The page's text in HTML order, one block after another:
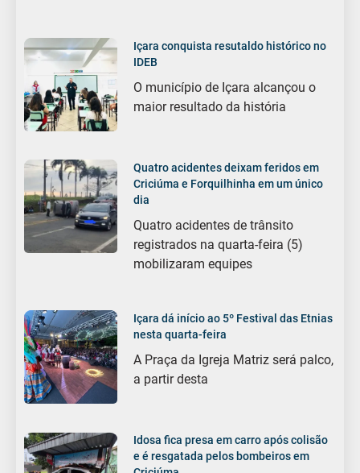
Içara conquista resutaldo histórico no
IDEB
O município de Içara alcançou o
maior resultado da história
Quatro acidentes deixam feridos em
Criciúma e Forquilhinha em um único
dia
Quatro acidentes de trânsito
registrados na quarta-feira (5)
mobilizaram equipes
Içara dá início ao 5º Festival das Etnias
nesta quarta-feira
A Praça da Igreja Matriz será palco,
a partir desta
Idosa fica presa em carro após colisão
e é resgatada pelos bombeiros em